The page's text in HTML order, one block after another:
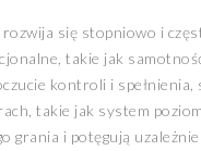
rozwija się stopniowo i
takie jak
kontroli i spełnienia,
takie jak system
grania i potęgują